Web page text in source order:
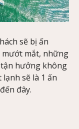
sẽ bị ấn
mắt, những
hưởng không
sẽ là 1 ấn
đây.